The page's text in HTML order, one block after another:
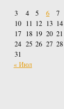
3
4 5 6 7
10 11 12 13 14
17 18 19 20 21
24 25 26 27 28
31
« Июл